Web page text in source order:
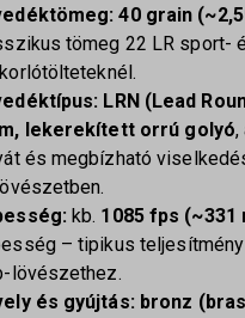
40 grain
tömeg 22 LR sport-
LRN (Lead
lekerekített orrú golyó,
és megbízható
kb. 1085 fps (~331
– tipikus
lövészethez.
és gyújtás: bronz